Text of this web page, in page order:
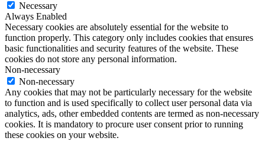
Necessary
Always Enabled
Necessary cookies are absolutely essential for the website to
function properly. This category only includes cookies that ensures
basic functionalities and security features of the website. These
cookies do not store any personal information.
Non-necessary
Non-necessary
Any cookies that may not be particularly necessary for the website
to function and is used specifically to collect user personal data via
analytics, ads, other embedded contents are termed as non-necessary
cookies. It is mandatory to procure user consent prior to running
these cookies on your website.